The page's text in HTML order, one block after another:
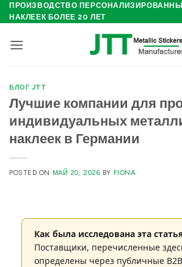
Skip
to
ПРОИЗВОДСТВО
НАКЛЕЕК БОЛЕЕ 20 ЛЕТ
БЛОГ JTT
Лучшие компании для
индивидуальных
наклеек в Германии
POSTED ON МАЙ 20, 2026 BY FIONA
Как была исследована эта
Поставщики, перечисленные
определены через публичные